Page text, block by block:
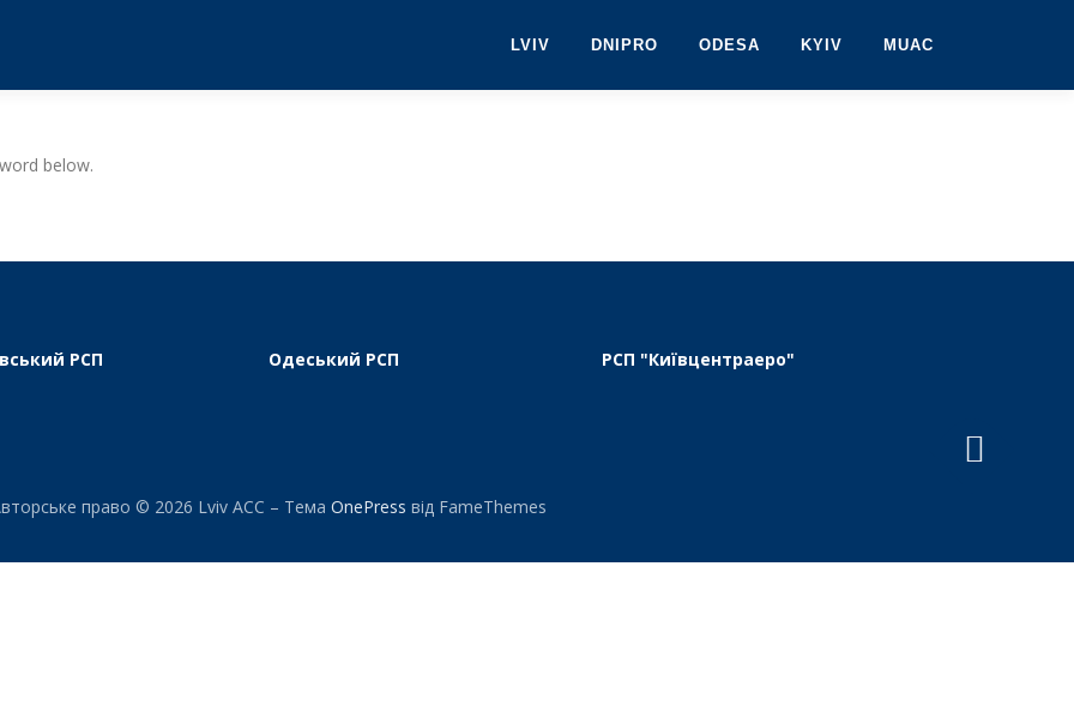
LVIV DNIPRO ODESA KYIV MUAC
below.
РСП Одеський РСП РСП "Київцентраеро"
право © 2026 Lviv ACC – Тема OnePress від FameThemes